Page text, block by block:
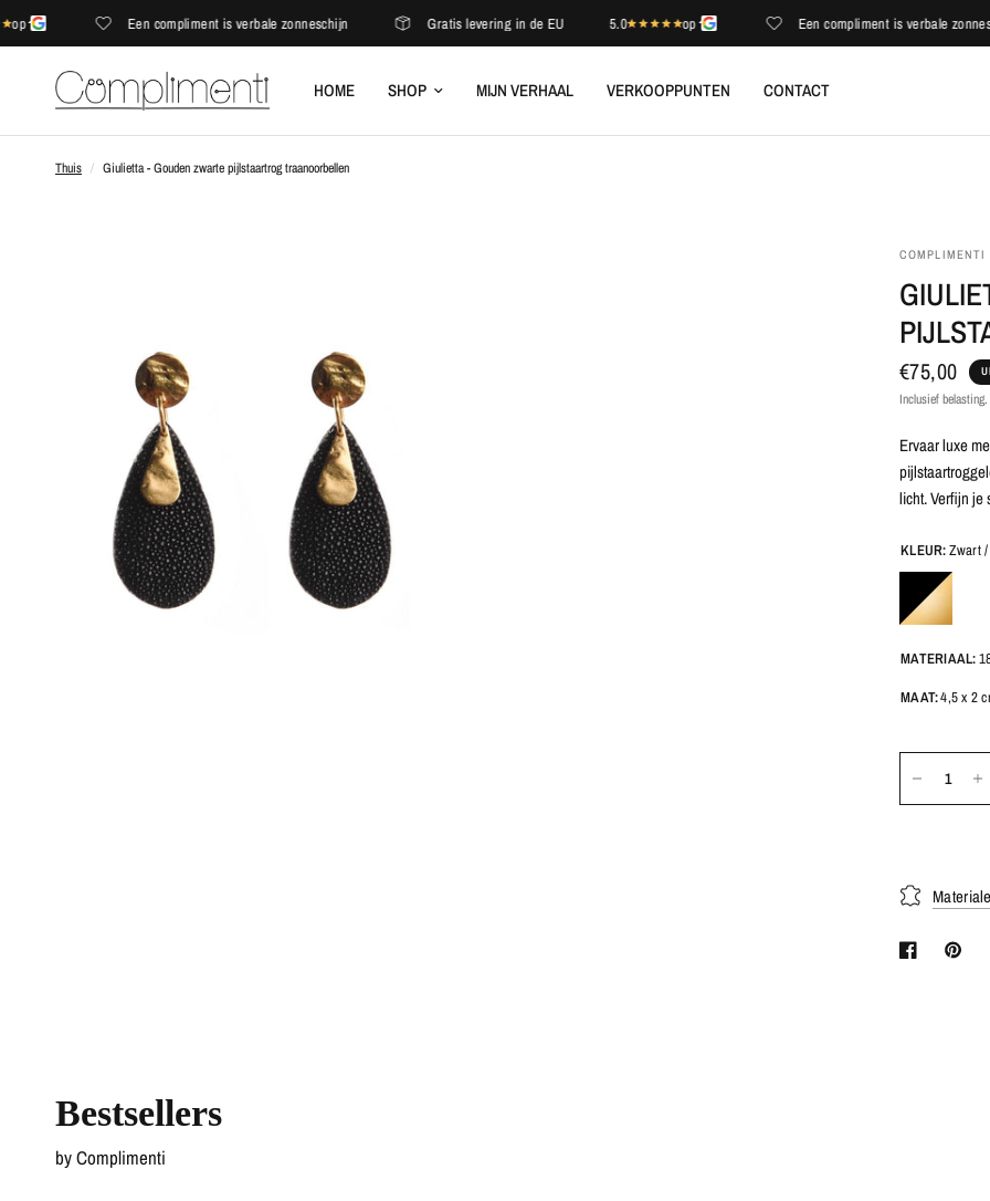
Een compliment is verbale zonneschijn Gratis levering in de EU op Een compliment is verbale zonneschijn
HOME SHOP MIJN VERHAAL VERKOOPPUNTEN CONTACT
Thuis / Giulietta - Gouden zwarte pijlstaartrog traanoorbellen
COMPLIMENTI
€75,00
Inclusief belasting.
Ervaar luxe
licht. Verfijn je
KLEUR:Zwart
MATERIAAL:
MAAT:4,5 x 2
Bestsellers
by Complimenti